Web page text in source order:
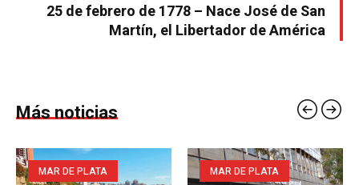
25 de febrero de 1778 – Nace José de San
Martín, el Libertador de América
Más noticias
MAR DE PLATA
MAR DE PLATA